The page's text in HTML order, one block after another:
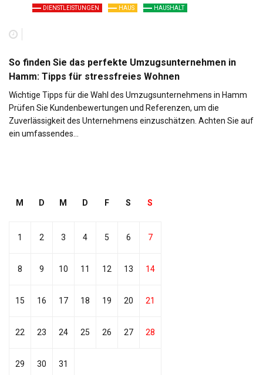
DIENSTLEISTUNGEN HAUS HAUSHALT
So finden Sie das perfekte Umzugsunternehmen in
Hamm: Tipps für stressfreies Wohnen
Wichtige Tipps für die Wahl des Umzugsunternehmens in Hamm
Prüfen Sie Kundenbewertungen und Referenzen, um die
Zuverlässigkeit des Unternehmens einzuschätzen. Achten Sie auf
ein umfassendes…
M D M D F S S
1 2 3 4 5 6 7
8 9 10 11 12 13 14
15 16 17 18 19 20 21
22 23 24 25 26 27 28
29 30 31